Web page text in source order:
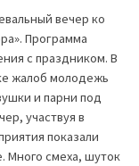
вечер ко
Программа
с праздником. В
жалоб молодежь
и парни под
участвуя в
показали
Много смеха, шуток